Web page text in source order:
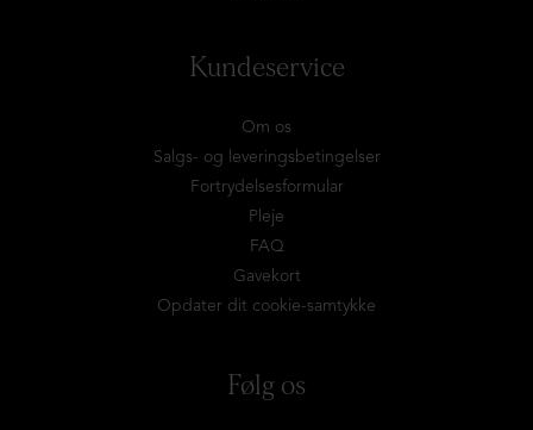
Kundeservice
Om os
Salgs- og leveringsbetingelser
Fortrydelsesformular
Pleje
FAQ
Gavekort
Opdater dit cookie-samtykke
Følg os